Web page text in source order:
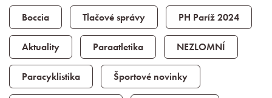
Boccia Tlačové správy PH Paríž 2024
Aktuality Paraatletika NEZLOMNÍ
Paracyklistika Športové novinky